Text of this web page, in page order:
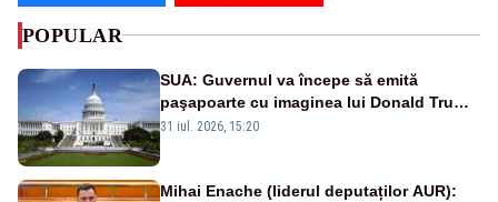
POPULAR
SUA: Guvernul va începe să emită
paşapoarte cu imaginea lui Donald Trump
începând cu 8 august
31 iul. 2026, 15:20
Mihai Enache (liderul deputaților AUR):